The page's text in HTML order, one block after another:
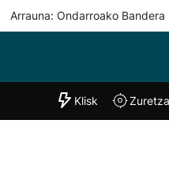
Arrauna: Ondarroako Bandera
"Helmuga"
Klisk